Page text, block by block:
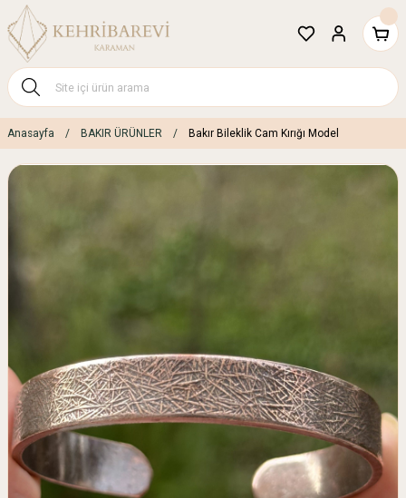
Anasayfa BAKIR ÜRÜNLER Bakır Bileklik Cam Kırığı Model